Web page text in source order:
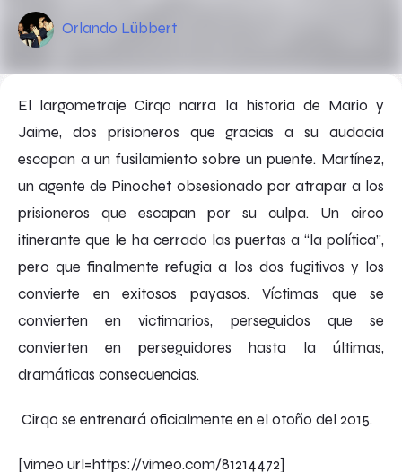
Orlando Lübbert
El largometrajeCirqo narra la historia de Mario y
Jaime, dos prisioneros que gracias a su audacia
escapan a un fusilamiento sobre un puente. Martínez,
un agente de Pinochet obsesionado por atrapar a los
prisioneros que escapan por su culpa. Un circo
itinerante que le ha cerrado las puertas a “la política”,
pero que finalmente refugia a los dos fugitivos y los
convierte en exitosos payasos. Víctimas que se
convierten en victimarios, perseguidos que se
convierten en perseguidores hasta la últimas,
dramáticas consecuencias.
Cirqo se entrenará oficialmente en el otoño del 2015.
[vimeo url=https://vimeo.com/81214472]